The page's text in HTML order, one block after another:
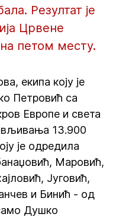
Резултат је
Црвене
петом месту.
екипа коју је
Петровић са
Европе и света
13.900
је одредила
Маровић,
Југовић,
и Бинић - од
Душко